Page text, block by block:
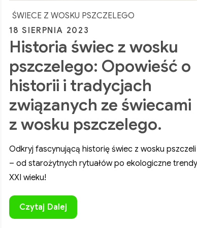
ŚWIECE Z WOSKU PSZCZELEGO
Posted
on
18 SIERPNIA 2023
Historia świec z wosku
pszczelego: Opowieść o
historii i tradycjach
związanych ze świecami
z wosku pszczelego.
Odkryj fascynującą historię świec z wosku pszczeli
– od starożytnych rytuałów po ekologiczne trendy
XXI wieku!
Historia
świec
Czytaj Dalej
badaniach publikacje pomogą Ci wprowadzić
życia krok po kroku.
i odkryj naszą ofertę
do zdrowia zaczyna się tutaj!